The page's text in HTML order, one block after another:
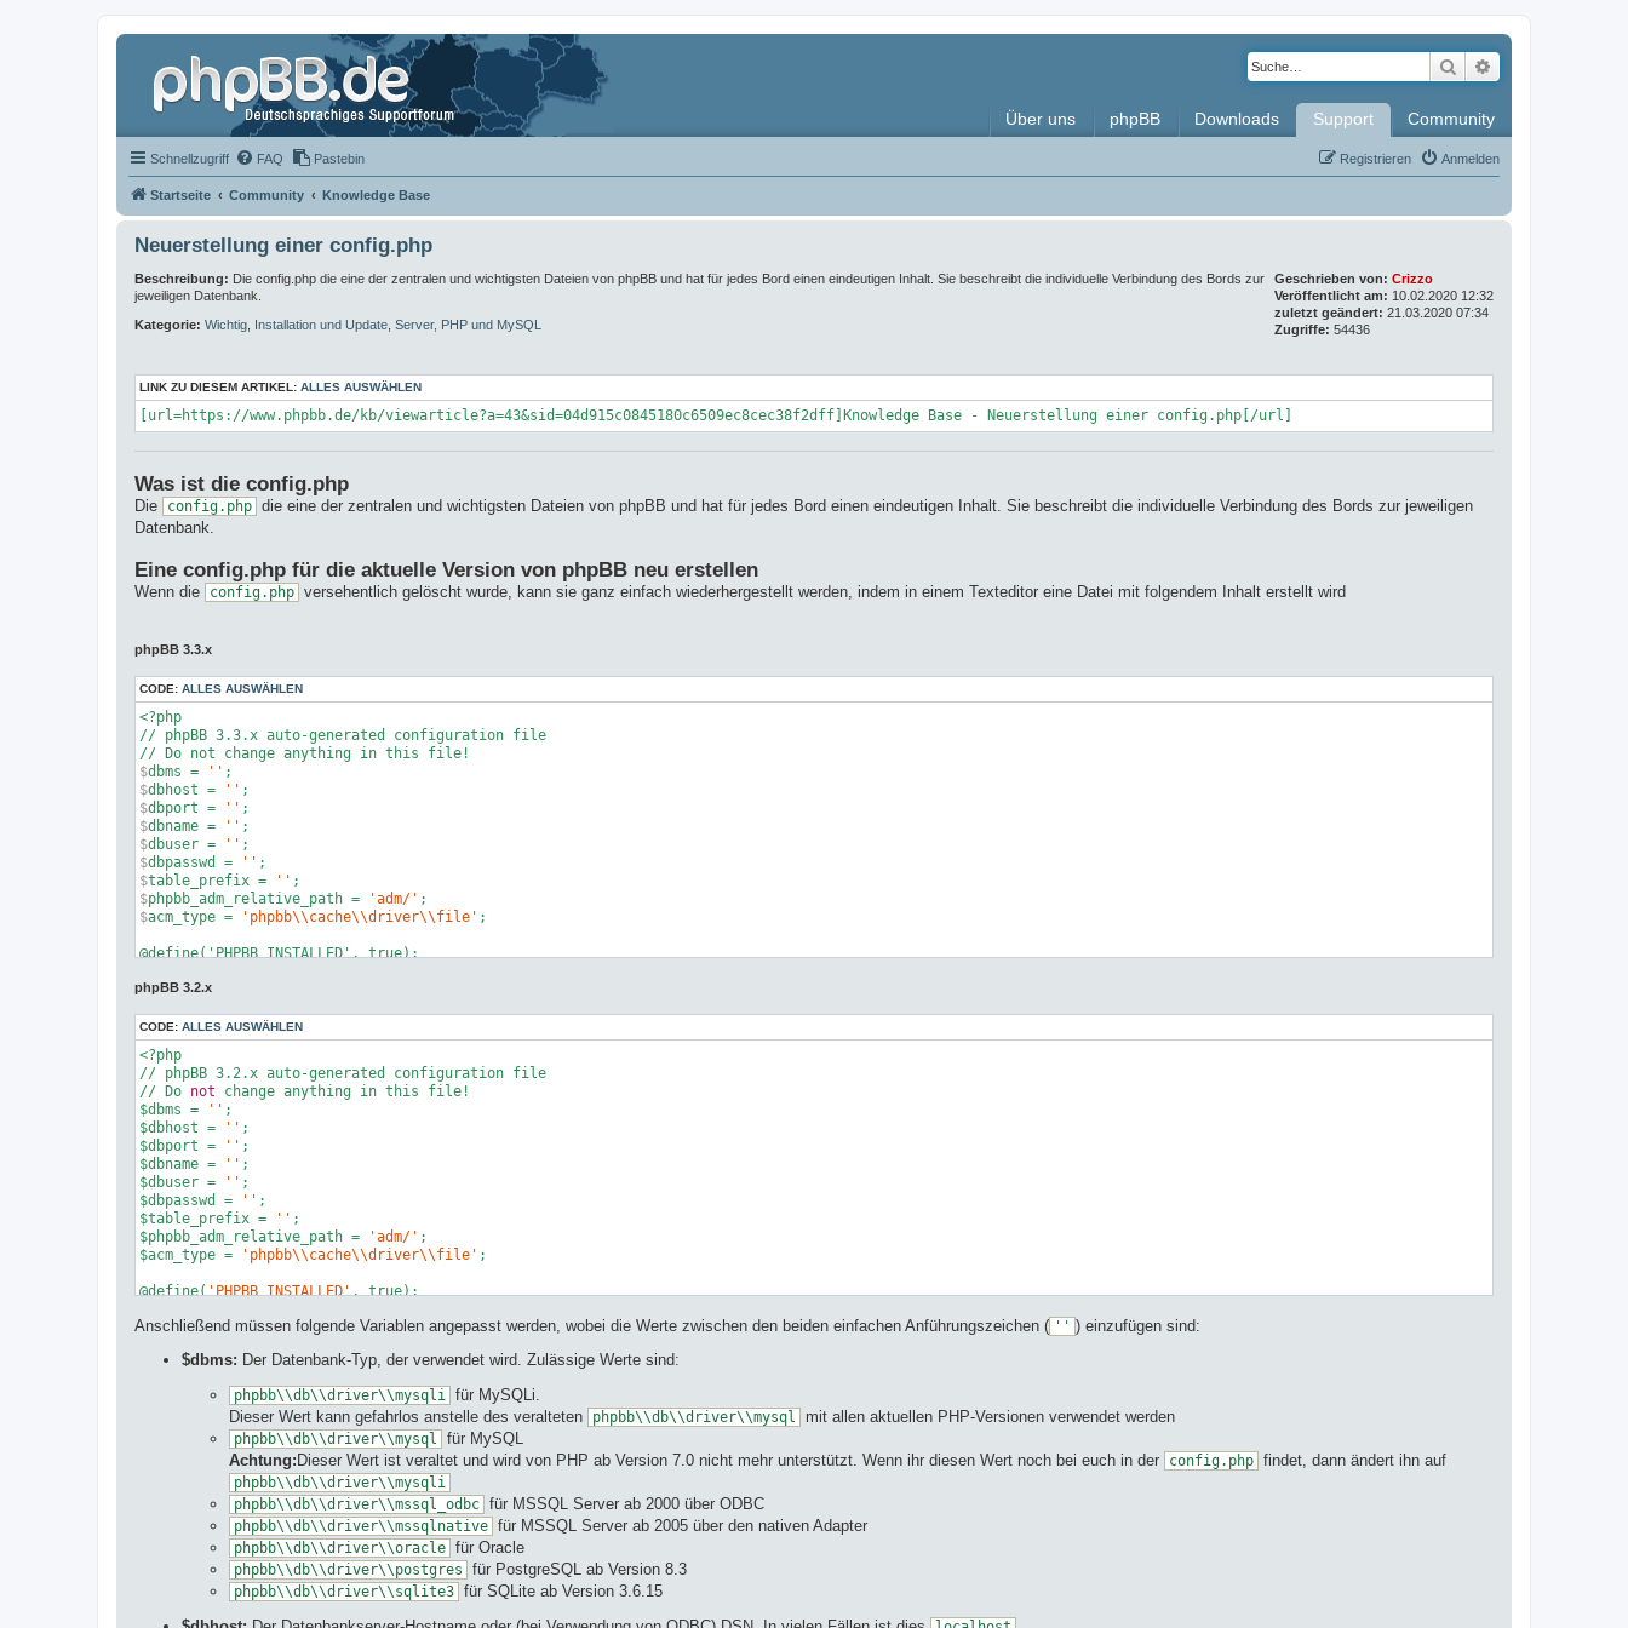
Suche
Über uns phpBB Downloads Support Community
Schnellzugriff FAQ Pastebin Anmelden
Registrieren
Startseite Community Knowledge Base
Neuerstellung einer config.php
Geschrieben von: Crizzo
Veröffentlicht am: 10.02.2020 12:32
zuletzt geändert: 21.03.2020 07:34
Zugriffe: 54436
Beschreibung: Die config.php die eine der zentralen und wichtigsten Dateien von phpBB und hat für jedes Bord einen eindeutigen Inhalt. Sie beschreibt die individuelle Verbindung des Bords zur
jeweiligen Datenbank.
Kategorie: Wichtig Installation und Update Server, PHP und MySQL
LINK ZU DIESEM ARTIKEL: ALLES AUSWÄHLEN
[url=https://www.phpbb.de/kb/viewarticle?a=43&sid=04d915c0845180c6509ec8cec38f2dff]Knowledge Base - Neuerstellung einer config.php[/url]
Was ist die config.php
Die config.php die eine der zentralen und wichtigsten Dateien von phpBB und hat für jedes Bord einen eindeutigen Inhalt. Sie beschreibt die individuelle Verbindung des Bords zur jeweiligen
Datenbank.
Eine config.php für die aktuelle Version von phpBB neu erstellen
Wenn die config.php versehentlich gelöscht wurde, kann sie ganz einfach wiederhergestellt werden, indem in einem Texteditor eine Datei mit folgendem Inhalt erstellt wird
phpBB 3.3.x
CODE: ALLES AUSWÄHLEN
<?php
// phpBB 3.3.x auto-generated configuration file
$dbms = '' ;
$dbhost = '' ;
$dbport = '' ;
$dbname = '' ;
$dbuser = '' ;
$dbpasswd = '' ;
$table_prefix = '' ;
$phpbb_adm_relative_path = 'adm/' ;
$acm_type = 'phpbb\\cache\\driver\\file' ;
@define('PHPBB_INSTALLED', true);
// @define('DEBUG_CONTAINER', true);
phpBB 3.2.x
CODE: ALLES AUSWÄHLEN
<?php
// phpBB 3.2.x auto-generated configuration file
// Do not change anything in this file!
$dbms =
'' ;
$dbhost =
'' ;
$dbport =
'' ;
$dbname =
'' ;
$dbuser =
'' ;
$dbpasswd =
'' ;
$table_prefix =
'' ;
$phpbb_adm_relative_path =
'adm/' ;
$acm_type =
'phpbb\\cache\\driver\\file' ;
@define('PHPBB_INSTALLED'
@define('PHPBB_ENVIRONMENT', 'production'
@define('DEBUG_CONTAINER', true);
Anschließend müssen folgende Variablen angepasst werden, wobei die Werte zwischen den beiden einfachen Anführungszeichen ( '' ) einzufügen sind:
$dbms: Der Datenbank-Typ, der verwendet wird. Zulässige Werte sind:
phpbb\\db\\driver\\mysqli
für MySQLi.
Dieser Wert kann gefahrlos anstelle des veralteten
phpbb\\db\\driver\\mysql mit allen aktuellen PHP-Versionen verwendet werden
phpbb\\db\\driver\\mysql
für MySQL
Achtung:Dieser Wert ist veraltet und wird von PHP ab Version 7.0 nicht mehr unterstützt. Wenn ihr diesen Wert noch bei euch in der config.php findet, dann ändert ihn auf
phpbb\\db\\driver\\mysqli
phpbb\\db\\driver\\mssql_odbc für MSSQL Server ab 2000 über ODBC
phpbb\\db\\driver\\mssqlnative für MSSQL Server ab 2005 über den nativen Adapter
phpbb\\db\\driver\\oracle für Oracle
phpbb\\db\\driver\\postgres für PostgreSQL ab Version 8.3
phpbb\\db\\driver\\sqlite3 für SQLite ab Version 3.6.15